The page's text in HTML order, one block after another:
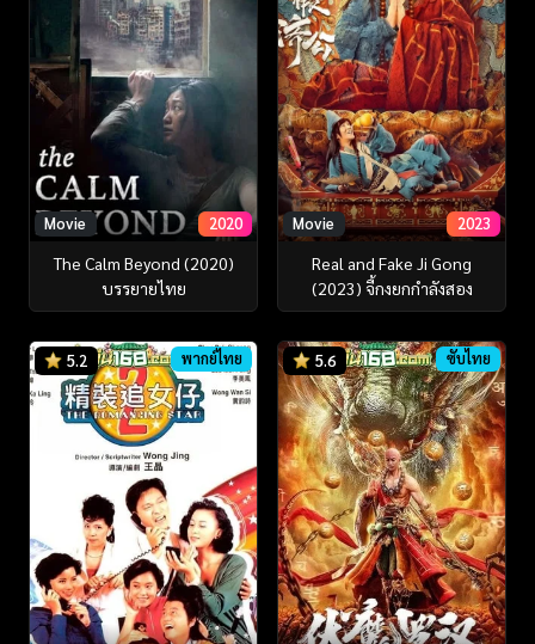
Movie 2020
The Calm Beyond (2020)
บรรยายไทย
Movie 2023
Real and Fake Ji Gong
(2023) จี้กงยกกำลังสอง
5.2 พากย์ไทย 5.6 ซับไทย